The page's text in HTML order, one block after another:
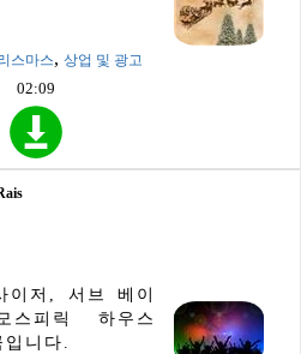
스마스, 상업 및 광고
02:09
이저, 서브 베이
스피릭 하우스
니다.